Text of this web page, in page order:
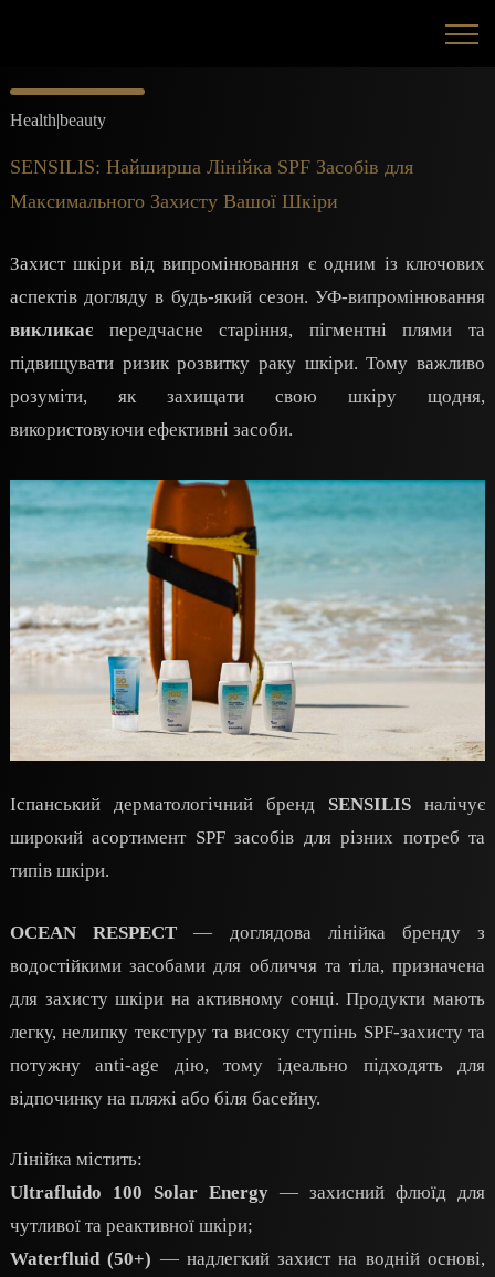
Health|beauty
SENSILIS: Найширша Лінійка SPF Засобів для
Максимального Захисту Вашої Шкіри
Захист шкіри від випромінювання є одним із ключових
аспектів догляду в будь-який сезон. УФ-випромінювання
викликає передчасне старіння, пігментні плями та
підвищувати ризик розвитку раку шкіри. Тому важливо
розуміти, як захищати свою шкіру щодня,
використовуючи ефективні засоби.
Іспанський дерматологічний бренд SENSILIS налічує
широкий асортимент SPF засобів для різних потреб та
типів шкіри.
OCEAN RESPECT — доглядова лінійка бренду з
водостійкими засобами для обличчя та тіла, призначена
для захисту шкіри на активному сонці. Продукти мають
легку, нелипку текстуру та високу ступінь SPF-захисту та
потужну anti-age дію, тому ідеально підходять для
відпочинку на пляжі або біля басейну.
Лінійка містить:
Ultrafluido 100 Solar Energy — захисний флюїд для
чутливої та реактивної шкіри;
Waterfluid (50+) — надлегкий захист на водній основі,